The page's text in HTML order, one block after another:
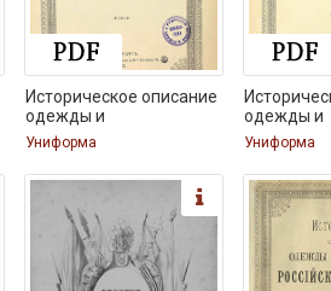
Историческое описание
одежды и
Униформа
одежды и
Униформа